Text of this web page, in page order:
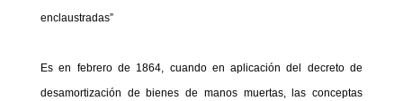
enclaustradas”
Es en febrero de 1864, cuando en aplicación del decreto de
desamortización de bienes de manos muertas, las conceptas